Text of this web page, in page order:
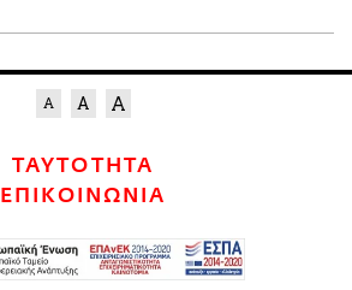
ΤΑΥΤΟΤΗΤΑ
ΕΠΙΚΟΙΝΩΝΙΑ